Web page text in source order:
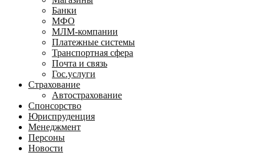
Банки
МФО
МЛМ-компании
Платежные системы
Транспортная сфера
Почта и связь
Гос.услуги
Страхование
Автострахование
Спонсорство
Юриспруденция
Менеджмент
Персоны
Новости